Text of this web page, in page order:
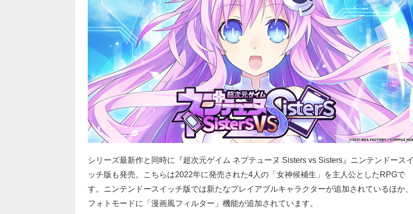
シリーズ最新作と同時に『超次元ゲイム ネプテューヌ Sisters vs Sisters』ニンテンドースイ
ッチ版も発売。こちらは2022年に発売された4人の「女神候補生」を主人公としたRPGで
す。ニンテンドースイッチ版では新たなプレイアブルキャラクターが追加されているほか、
フォトモードに「漫画風フィルター」機能が追加されています。